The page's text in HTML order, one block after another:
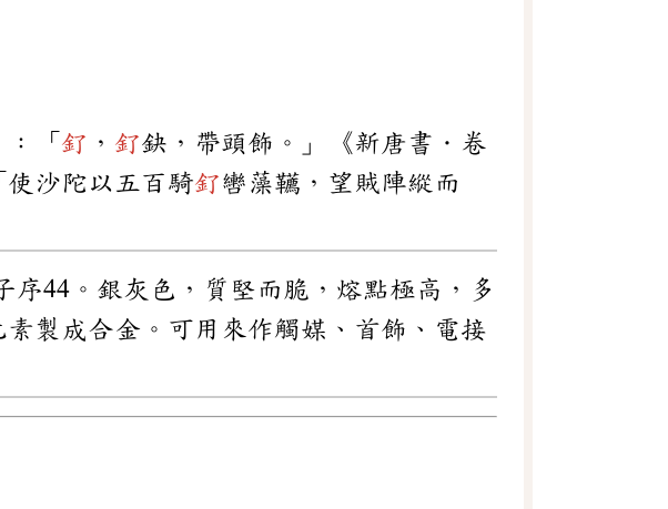
「 釕 ， 釕鈌，帶頭飾。」《新唐書．卷
沙陀以五百騎釕轡藻韉，望賊陣縱而
序44。銀灰色，質堅而脆，熔點極高，多
製成合金。可用來作觸媒、首飾、電接